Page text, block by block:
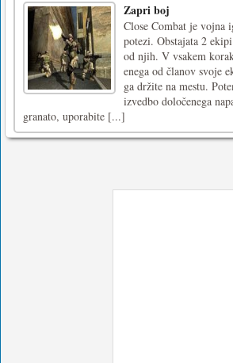
Zapri boj
Close Combat je vojna
potezi. Obstajata 2
od njih. V vsakem
enega od članov svoje
ga držite na mestu.
izvedbo določenega
granato, uporabite [...]